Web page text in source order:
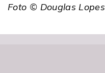
Foto © Douglas Lopes